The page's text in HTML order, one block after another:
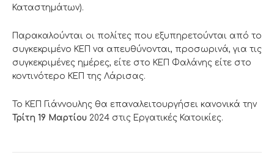
Καταστημάτων).
Παρακαλούνται οι πολίτες που εξυπηρετούνται από το
συγκεκριμένο ΚΕΠ να απευθύνονται, προσωρινά, για τις
συγκεκριμένες ημέρες, είτε στο ΚΕΠ Φαλάνης είτε στο
κοντινότερο ΚΕΠ της Λάρισας.
Το ΚΕΠ Γιάννουλης θα επαναλειτουργήσει κανονικά την
Τρίτη 19 Μαρτίου 2024 στις Εργατικές Κατοικίες.